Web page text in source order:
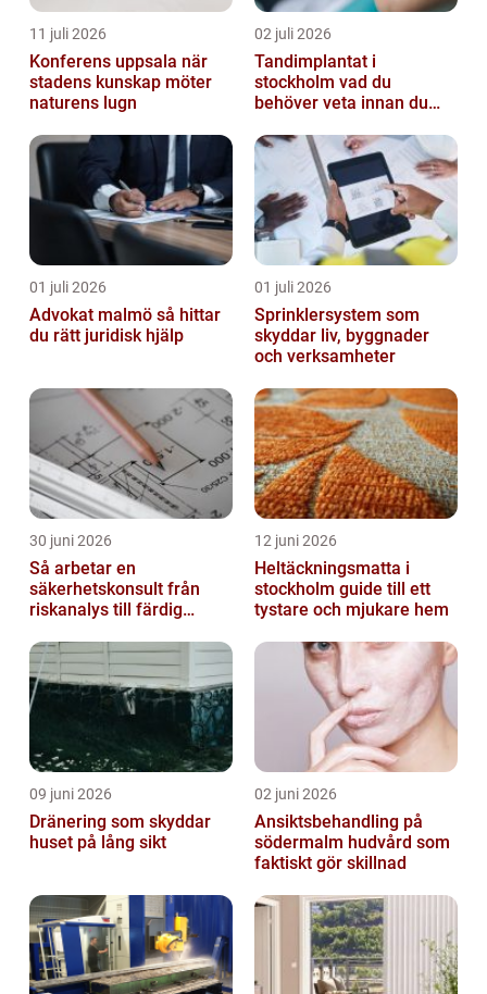
11 juli 2026
Konferens uppsala när
stadens kunskap möter
naturens lugn
02 juli 2026
Tandimplantat i
stockholm vad du
behöver veta innan du
01 juli 2026
Advokat malmö så hittar
du rätt juridisk hjälp
01 juli 2026
Sprinklersystem som
skyddar liv, byggnader
och verksamheter
30 juni 2026
Så arbetar en
säkerhetskonsult från
riskanalys till färdig
12 juni 2026
Heltäckningsmatta i
stockholm guide till ett
tystare och mjukare hem
09 juni 2026
Dränering som skyddar
huset på lång sikt
02 juni 2026
Ansiktsbehandling på
södermalm hudvård som
faktiskt gör skillnad